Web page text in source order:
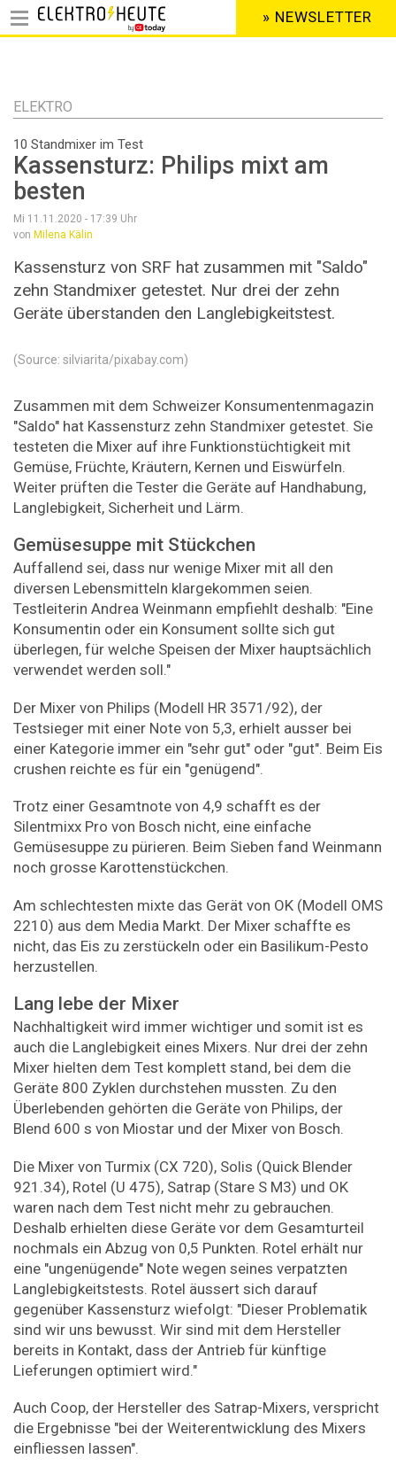
Inhalt
HEADER
MENU
» NEWSLETTER
ELEKTRO
10 Standmixer im Test
Kassensturz: Philips mixt am
besten
Mi 11.11.2020 - 17:39 Uhr
von Milena Kälin
Kassensturz von SRF hat zusammen mit "Saldo"
zehn Standmixer getestet. Nur drei der zehn
Geräte überstanden den Langlebigkeitstest.
(Source: silviarita/pixabay.com)
Zusammen mit dem Schweizer Konsumentenmagazin
"Saldo" hat Kassensturz zehn Standmixer getestet. Sie
testeten die Mixer auf ihre Funktionstüchtigkeit mit
Gemüse, Früchte, Kräutern, Kernen und Eiswürfeln.
Weiter prüften die Tester die Geräte auf Handhabung,
Langlebigkeit, Sicherheit und Lärm.
Gemüsesuppe mit Stückchen
Auffallend sei, dass nur wenige Mixer mit all den
diversen Lebensmitteln klargekommen seien.
Testleiterin Andrea Weinmann empfiehlt deshalb: "Eine
Konsumentin oder ein Konsument sollte sich gut
überlegen, für welche Speisen der Mixer hauptsächlich
verwendet werden soll."
Der Mixer von Philips (Modell HR 3571/92), der
Testsieger mit einer Note von 5,3, erhielt ausser bei
einer Kategorie immer ein "sehr gut" oder "gut". Beim Eis
crushen reichte es für ein "genügend".
Trotz einer Gesamtnote von 4,9 schafft es der
Silentmixx Pro von Bosch nicht, eine einfache
Gemüsesuppe zu pürieren. Beim Sieben fand Weinmann
noch grosse Karottenstückchen.
Am schlechtesten mixte das Gerät von OK (Modell OMS
2210) aus dem Media Markt. Der Mixer schaffte es
nicht, das Eis zu zerstückeln oder ein Basilikum-Pesto
herzustellen.
Lang lebe der Mixer
Nachhaltigkeit wird immer wichtiger und somit ist es
auch die Langlebigkeit eines Mixers. Nur drei der zehn
Mixer hielten dem Test komplett stand, bei dem die
Geräte 800 Zyklen durchstehen mussten. Zu den
Überlebenden gehörten die Geräte von Philips, der
Blend 600 s von Miostar und der Mixer von Bosch.
Die Mixer von Turmix (CX 720), Solis (Quick Blender
921.34), Rotel (U 475), Satrap (Stare S M3) und OK
waren nach dem Test nicht mehr zu gebrauchen.
Deshalb erhielten diese Geräte vor dem Gesamturteil
nochmals ein Abzug von 0,5 Punkten. Rotel erhält nur
eine "ungenügende" Note wegen seines verpatzten
Langlebigkeitstests. Rotel äussert sich darauf
gegenüber Kassensturz wiefolgt: "Dieser Problematik
sind wir uns bewusst. Wir sind mit dem Hersteller
bereits in Kontakt, dass der Antrieb für künftige
Lieferungen optimiert wird."
Auch Coop, der Hersteller des Satrap-Mixers, verspricht
die Ergebnisse "bei der Weiterentwicklung des Mixers
einfliessen lassen".